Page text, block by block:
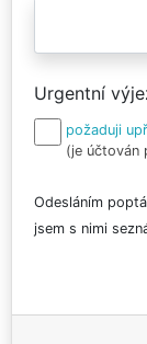
Urgentní
požaduji
(je účtován
Odesláním
jsem s nimi